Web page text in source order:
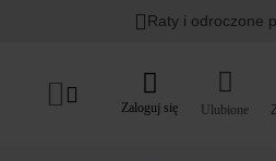
Raty i odroczone
Zaloguj się Ulubione